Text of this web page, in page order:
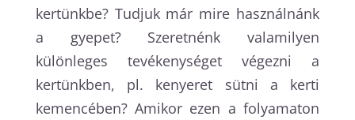
kertünkbe? Tudjuk már mire használnánk
a gyepet? Szeretnénk valamilyen
különleges tevékenységet végezni a
kertünkben, pl. kenyeret sütni a kerti
kemencében? Amikor ezen a folyamaton